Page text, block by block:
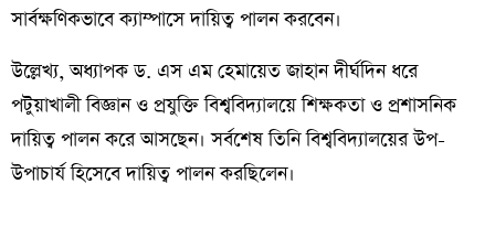
সার্বক্ষণিকভাবে ক্যাম্পাসে দায়িত্ব পালন করবেন।
উল্লেখ্য, অধ্যাপক ড. এস এম হেমায়েত জাহান দীর্ঘদিন ধরে
পটুয়াখালী বিজ্ঞান ও প্রযুক্তি বিশ্ববিদ্যালয়ে শিক্ষকতা ও প্রশাসনিক
দায়িত্ব পালন করে আসছেন। সর্বশেষ তিনি বিশ্ববিদ্যালয়ের উপ-
উপাচার্য হিসেবে দায়িত্ব পালন করছিলেন।